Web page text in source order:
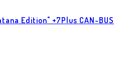
Edition" +7Plus CAN-BUS